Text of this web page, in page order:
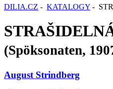
DILIA.CZ - KATALOGY -
(Spöksonaten,
August Strindberg